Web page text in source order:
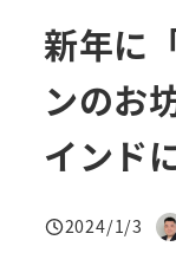
新年に
ンのお
インド
投稿日
2024/1/3
著